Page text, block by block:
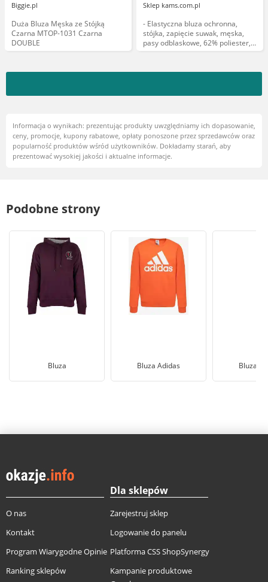
Biggie.pl
Duża Bluza Męska ze Stójką
Czarna MTOP-1031 Czarna
DOUBLE
Sklep kams.com.pl
- Elastyczna bluza ochronna,
stójka, zapięcie suwak, męska,
pasy odblaskowe, 62% poliester,
34% bawełna, 4% elastan
Informacja o wynikach: prezentując produkty uwzględniamy ich dopasowanie,
ceny, promocje, kupony rabatowe, opłaty ponoszone przez sprzedawców oraz
popularność produktów wśród użytkowników. Dokładamy starań, aby
prezentować wysokiej jakości i aktualne informacje.
Podobne strony
Bluza Bluza Adidas Bluza
O nas
Kontakt
Program Wiarygodne Opinie
Ranking sklepów
Dla sklepów
Zarejestruj sklep
Logowanie do panelu
Platforma CSS ShopSynergy
Kampanie produktowe